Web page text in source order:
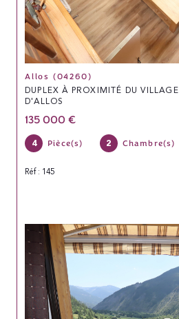
Allos (04260)
DUPLEX À PROXIMITÉ DU VILLAGE
D'ALLOS
135 000 €
4 Pièce(s) 2 Chambre(s)
Réf : 145